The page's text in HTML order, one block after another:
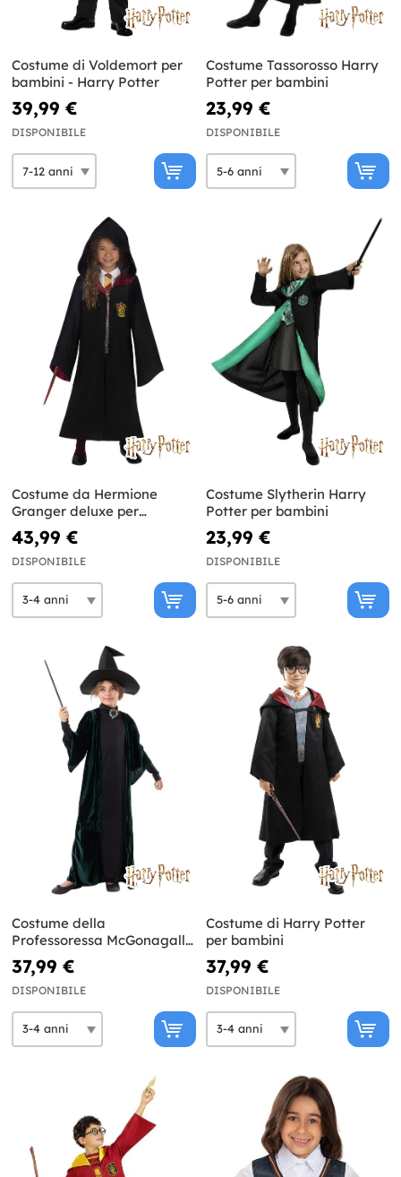
Costume di Voldemort per
bambini - Harry Potter
39,99 €
DISPONIBILE
Costume Tassorosso Harry
Potter per bambini
23,99 €
DISPONIBILE
Costume da Hermione
Granger deluxe per
bambina
43,99 €
DISPONIBILE
Costume Slytherin Harry
Potter per bambini
23,99 €
DISPONIBILE
Costume della
Professoressa McGonagall
per ragazze - Harry Potter
37,99 €
DISPONIBILE
Costume di Harry Potter
per bambini
37,99 €
DISPONIBILE